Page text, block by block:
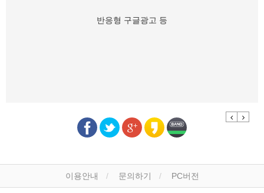
반응형 구글광고 등
Previous
Next
이용안내 문의하기 PC버전